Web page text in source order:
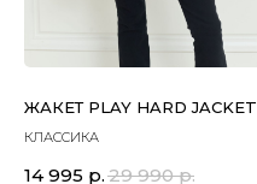
ЖАКЕТ PLAY HARD JACKET
КЛАССИКА
14 995 р. 29 990 р.